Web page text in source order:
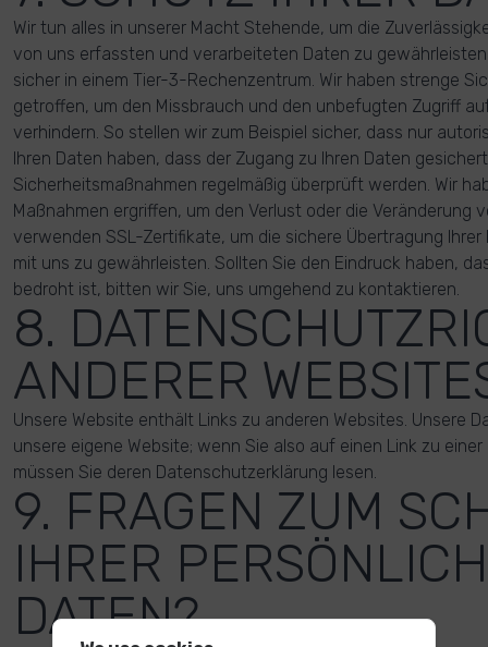
Wir tun alles in unserer Macht Stehende, um die
von uns erfassten und verarbeiteten Daten zu
sicher in einem Tier-3-Rechenzentrum. Wir haben strenge
getroffen, um den Missbrauch und den unbefugten Zugriff
verhindern. So stellen wir zum Beispiel sicher, dass nur
Ihren Daten haben, dass der Zugang zu Ihren Daten
Sicherheitsmaßnahmen regelmäßig überprüft werden. Wir
Maßnahmen ergriffen, um den Verlust oder die Veränderung
verwenden SSL-Zertifikate, um die sichere Übertragung
mit uns zu gewährleisten. Sollten Sie den Eindruck haben,
bedroht ist, bitten wir Sie, uns umgehend zu kontaktieren.
8.
ANDERER
Unsere Website enthält Links zu anderen Websites. Unsere
unsere eigene Website; wenn Sie also auf einen Link zu
müssen Sie deren Datenschutzerklärung lesen.
9. FRAGEN ZUM
IHRER
DATEN?